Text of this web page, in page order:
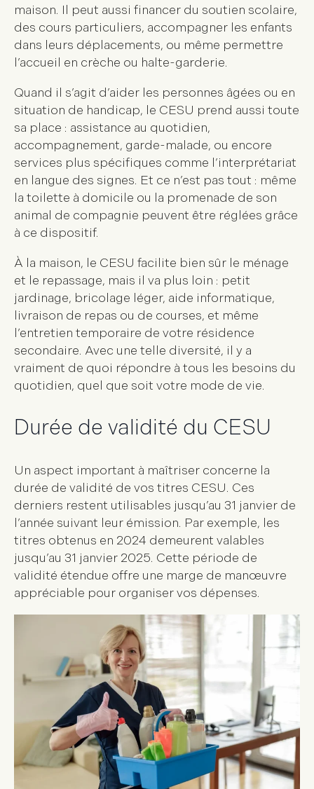
maison. Il peut aussi financer du soutien scolaire,
des cours particuliers, accompagner les enfants
dans leurs déplacements, ou même permettre
l’accueil en crèche ou halte-garderie.
Quand il s’agit d’aider les personnes âgées ou en
situation de handicap, le CESU prend aussi toute
sa place : assistance au quotidien,
accompagnement, garde-malade, ou encore
services plus spécifiques comme l’interprétariat
en langue des signes. Et ce n’est pas tout : même
la toilette à domicile ou la promenade de son
animal de compagnie peuvent être réglées grâce
à ce dispositif.
À la maison, le CESU facilite bien sûr le ménage
et le repassage, mais il va plus loin : petit
jardinage, bricolage léger, aide informatique,
livraison de repas ou de courses, et même
l’entretien temporaire de votre résidence
secondaire. Avec une telle diversité, il y a
vraiment de quoi répondre à tous les besoins du
quotidien, quel que soit votre mode de vie.
Durée de validité du CESU
Un aspect important à maîtriser concerne la
durée de validité de vos titres CESU. Ces
derniers restent utilisables jusqu’au 31 janvier de
l’année suivant leur émission. Par exemple, les
titres obtenus en 2024 demeurent valables
jusqu’au 31 janvier 2025. Cette période de
validité étendue offre une marge de manœuvre
appréciable pour organiser vos dépenses.